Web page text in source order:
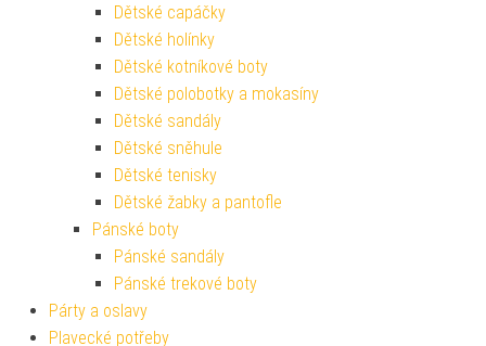
Dětské capáčky
Dětské holínky
Dětské kotníkové boty
Dětské polobotky a mokasíny
Dětské sandály
Dětské sněhule
Dětské tenisky
Dětské žabky a pantofle
Pánské boty
Pánské sandály
Pánské trekové boty
Párty a oslavy
Plavecké potřeby